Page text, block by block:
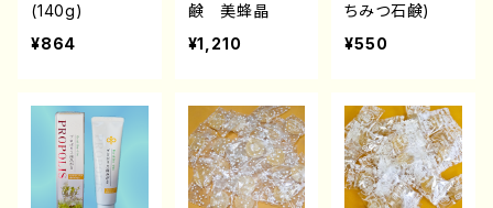
(140g)
¥864
鹸 美蜂晶
¥1,210
ちみつ石鹸)
¥550